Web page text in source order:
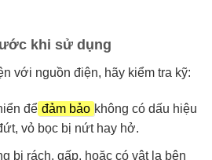
khi sử dụng
với nguồn điện, hãy kiểm tra kỹ:
để đảm bảo không có dấu hiệu
vỏ bọc bị nứt hay hở.
bị rách, gấp, hoặc có vật lạ bên